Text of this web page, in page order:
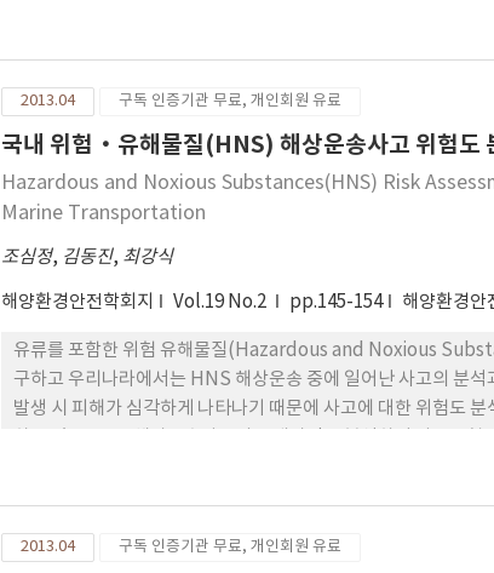
여부를 평가할 수 있는 평가지표 개발이 진행 중이다. 본 연구에
성과 선박간 거리, 속력, 조우형태와 같은 각 요소들 간에 차이가
중비교를 통하여 분석하여 위험도 차이를 통계적 측면에서 수치
2013.04 구독 인증기관 무료, 개인회원 유료
국내 위험·유해물질(HNS) 해상운송사고 위험도
Hazardous and Noxious Substances(HNS) Risk
Marine Transportation
조심정, 김동진, 최강식
해양환경안전학회지 Vol.19 No.2 pp.145-154 해양환경안
유류를 포함한 위험 유해물질(Hazardous and Noxious
구하고 우리나라에서는 HNS 해상운송 중에 일어난 사고의 분
발생 시 피해가 심각하게 나타나기 때문에 사고에 대한 위험도
curve로 표현함으로써 위험도를 평가한다. 또한 Risk Matrix를
효과를 얻을 수 있다.
2013.04 구독 인증기관 무료, 개인회원 유료